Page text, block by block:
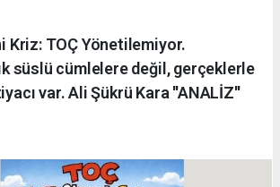
Kriz: TOÇ Yönetilemiyor.
süslü cümlelere değil, gerçeklerle
var. Ali Şükrü Kara ''ANALİZ''